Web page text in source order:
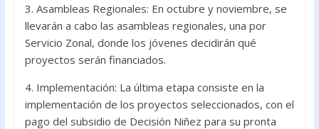
3. Asambleas Regionales: En octubre y noviembre, se
llevarán a cabo las asambleas regionales, una por
Servicio Zonal, donde los jóvenes decidirán qué
proyectos serán financiados.
4. Implementación: La última etapa consiste en la
implementación de los proyectos seleccionados, con el
pago del subsidio de Decisión Niñez para su pronta